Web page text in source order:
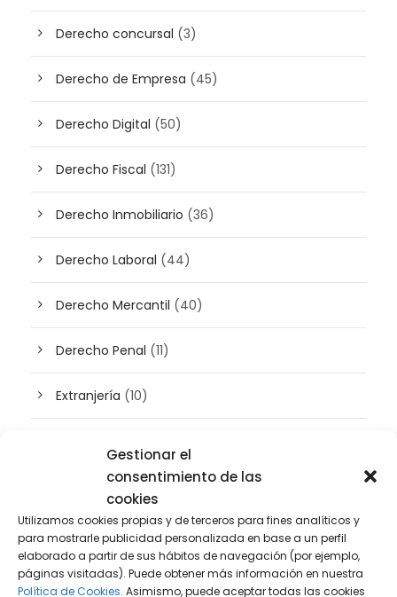
Gestionar el
consentimiento de las
cookies
Utilizamos cookies propias y de terceros para fines analíticos y
para mostrarle publicidad personalizada en base a un perfil
elaborado a partir de sus hábitos de navegación (por ejemplo,
páginas visitadas). Puede obtener más información en nuestra
Política de Cookies. Asimismo, puede aceptar todas las cookies
Derecho concursal (3)
Derecho de Empresa (45)
Derecho Digital (50)
Derecho Fiscal (131)
Derecho Inmobiliario (36)
Derecho Laboral (44)
Derecho Mercantil (40)
Derecho Penal (11)
Extranjería (10)
Patrimonio(5)
Plusvalía(2)
Prensa(2)